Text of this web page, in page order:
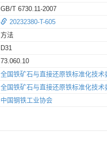
GB/T 6730.11-2007
20232380-T-605
方法
D31
73.060.10
全国铁矿石与直接还原铁标准化技术
全国铁矿石与直接还原铁标准化技术
中国钢铁工业协会